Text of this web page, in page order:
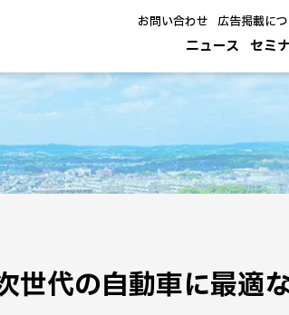
ニュース セミ
お問い合わせ 広告掲載に
世代の自動車に最適